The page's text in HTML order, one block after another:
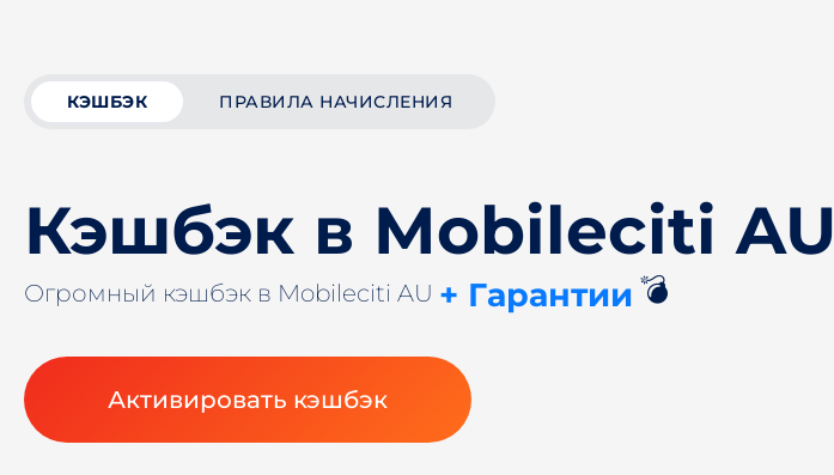
КЭШБЭК ПРАВИЛА НАЧИСЛЕНИЯ
Кэшбэк в Mobileciti AU
Огромный кэшбэк в Mobileciti AU + Гарантии 💣
Активировать кэшбэк